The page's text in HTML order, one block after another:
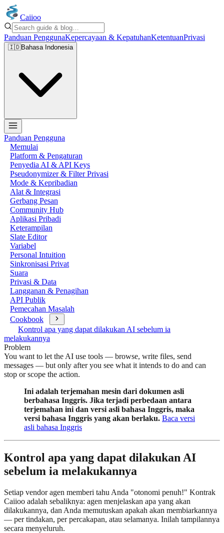
Caiioo
Panduan PenggunaKepercayaan & KepatuhanKetentuanPrivasi
🇮🇩Bahasa Indonesia
Panduan Pengguna
Memulai
Platform & Pengaturan
Penyedia AI & API Keys
Pseudonymizer & Filter Privasi
Mode & Kepribadian
Alat & Integrasi
Gerbang Pesan
Community Hub
Aplikasi Pribadi
Keterampilan
Slate Editor
Variabel
Personal Intuition
Sinkronisasi Privat
Suara
Privasi & Data
Langganan & Penagihan
API Publik
Pemecahan Masalah
Cookbook
Kontrol apa yang dapat dilakukan AI sebelum ia
melakukannya
Problem
You want to let the AI use tools — browse, write files, send
messages — but only after you see what it intends to do and can
stop or scope the action.
Ini adalah terjemahan mesin dari dokumen asli
berbahasa Inggris. Jika terjadi perbedaan antara
terjemahan ini dan versi asli bahasa Inggris, maka
versi bahasa Inggris yang akan berlaku. Baca versi
asli bahasa Inggris
Kontrol apa yang dapat dilakukan AI
sebelum ia melakukannya
Setiap vendor agen memberi tahu Anda "otonomi penuh!" Kontrak
Caiioo adalah sebaliknya: agen menjelaskan apa yang akan
dilakukannya, dan Anda memutuskan apakah akan membiarkannya
— per tindakan, per percakapan, atau selamanya. Inilah tampilannya
secara menyeluruh.